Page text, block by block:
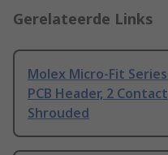
Gerelateerde Links
Molex Micro-Fit
PCB Header, 2
Shrouded